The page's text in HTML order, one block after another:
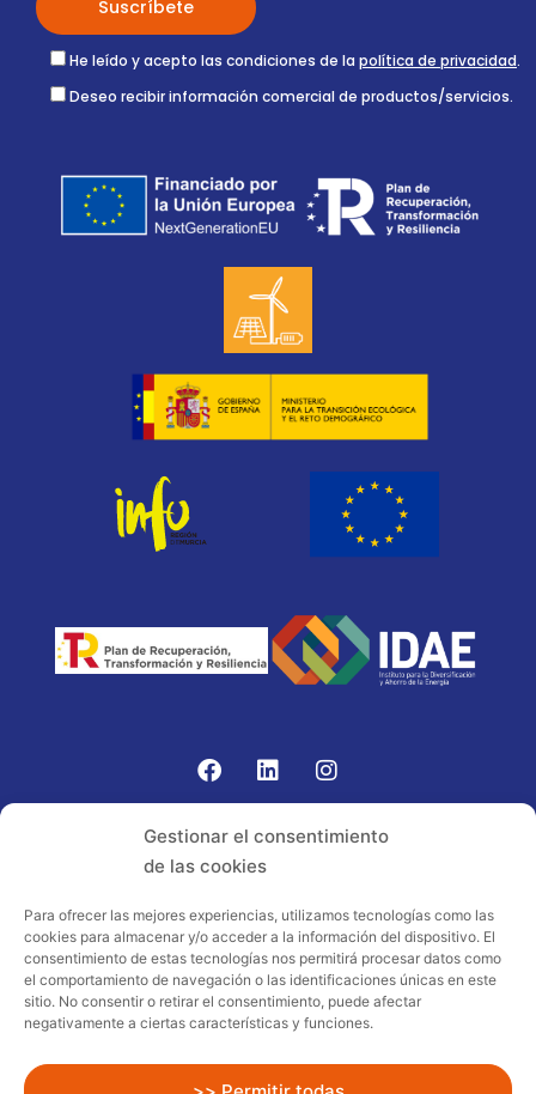
Gestionar el consentimiento
de las cookies
Para ofrecer las mejores experiencias, utilizamos tecnologías como las
cookies para almacenar y/o acceder a la información del dispositivo. El
consentimiento de estas tecnologías nos permitirá procesar datos como
el comportamiento de navegación o las identificaciones únicas en este
sitio. No consentir o retirar el consentimiento, puede afectar
negativamente a ciertas características y funciones.
He leído y acepto las condiciones de la política de privacidad.
Deseo recibir información comercial de productos/servicios.
Proyecto acogido al programa de
incentivos ligados al autoconsumo y
almacenamiento, con fuentes de energía
renovables, así como a la implantación
sector residencial en el marco del Plan